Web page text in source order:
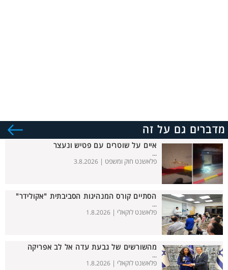
מדברים גם על זה